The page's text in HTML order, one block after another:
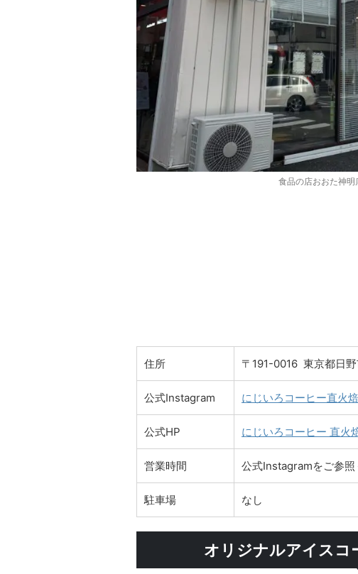
食品の店おおた神明
住所 〒191-0016 東京都日
公式Instagram にじいろコーヒー直火
公式HP にじいろコーヒー 直
営業時間 公式Instagramをご参照
駐車場 なし
オリジナルアイスコ